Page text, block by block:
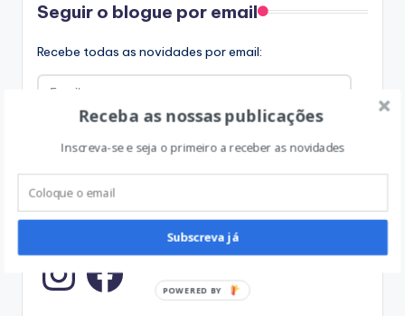
Seguir o blogue por email
Recebe todas as novidades por email:
Email
Subscreve
Sigam
Instagram
Receba as nossas publicações
Inscreva-se e seja o primeiro a receber as novidades
Subscreva já
POWERED BY